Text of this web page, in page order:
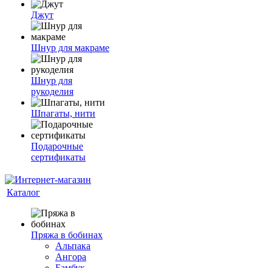
Джут
Шнур для макраме
Шнур для
рукоделия
Шпагаты, нити
Подарочные
сертификаты
Каталог
Пряжа в бобинах
Альпака
Ангора